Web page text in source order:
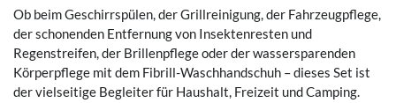
Ob beim Geschirrspülen, der Grillreinigung, der Fahrzeugpflege,
der schonenden Entfernung von Insektenresten und
Regenstreifen, der Brillenpflege oder der wassersparenden
Körperpflege mit dem Fibrill-Waschhandschuh – dieses Set ist
der vielseitige Begleiter für Haushalt, Freizeit und Camping.